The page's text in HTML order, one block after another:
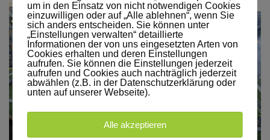
um in den Einsatz von nicht notwendigen Cookies
einzuwilligen oder auf „Alle ablehnen“, wenn Sie
sich anders entscheiden. Sie können unter
„Einstellungen verwalten“ detaillierte
Informationen der von uns eingesetzten Arten von
Cookies erhalten und deren Einstellungen
aufrufen. Sie können die Einstellungen jederzeit
aufrufen und Cookies auch nachträglich jederzeit
abwählen (z.B. in der Datenschutzerklärung oder
unten auf unserer Webseite).
Alle akzeptieren